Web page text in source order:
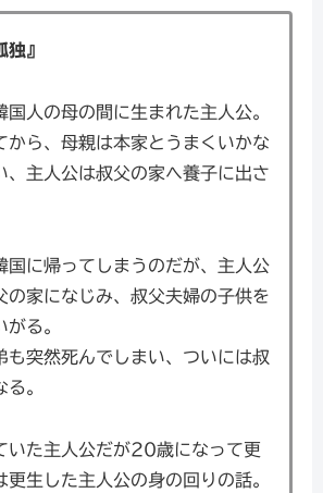
独』
国人の母の間に生まれた主人公。
から、母親は本家とうまくいかな
、主人公は叔父の家へ養子に出さ
国に帰ってしまうのだが、主人公
の家になじみ、叔父夫婦の子供を
る。
も突然死んでしまい、ついには叔
。
いた主人公だが20歳になって更
更生した主人公の身の回りの話。